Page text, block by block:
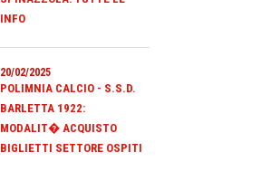
INFO
20/02/2025
POLIMNIA CALCIO - S.S.D.
BARLETTA 1922:
MODALIT� ACQUISTO
BIGLIETTI SETTORE OSPITI